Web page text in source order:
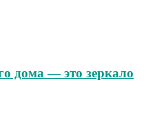
дома — это зеркало